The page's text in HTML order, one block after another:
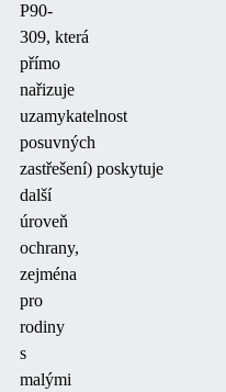
P90-
309, která
přímo
nařizuje
uzamykatelnost
posuvných
zastřešení) poskytuje
další
úroveň
ochrany,
zejména
pro
rodiny
s
malými